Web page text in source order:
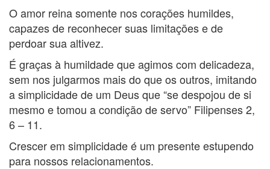
O amor reina somente nos corações humildes,
capazes de reconhecer suas limitações e de
perdoar sua altivez.
É graças à humildade que agimos com delicadeza,
sem nos julgarmos mais do que os outros, imitando
a simplicidade de um Deus que “se despojou de si
mesmo e tomou a condição de servo” Filipenses 2,
6 – 11.
Crescer em simplicidade é um presente estupendo
para nossos relacionamentos.